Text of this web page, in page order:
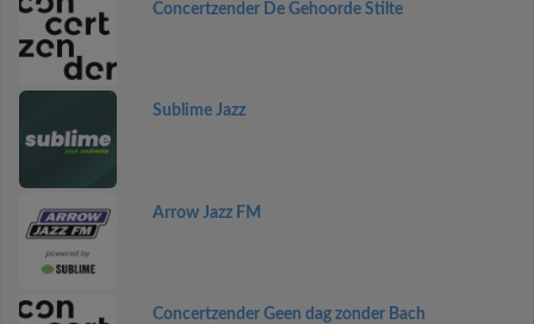
Concertzender De Gehoorde Stilte
Sublime Jazz
Arrow Jazz FM
Concertzender Geen dag zonder Bach